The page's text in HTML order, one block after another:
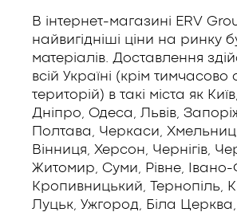
В інтернет-магазині ERV
найвигідніші ціни на ринку
матеріалів. Доставлення
всій Україні (крім тимчасово
територій) в такі міста як
Дніпро, Одеса, Львів,
Полтава, Черкаси,
Вінниця, Херсон, Чернігів,
Житомир, Суми, Рівне, Івано-
Кропивницький, Тернопіль,
Луцьк, Ужгород, Біла Церква,